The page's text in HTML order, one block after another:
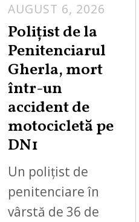
AUGUST 6, 2026
Polițist de la
Penitenciarul
Gherla, mort
într-un
accident de
motocicletă pe
DN1
Un polițist de
penitenciare în
vârstă de 36 de